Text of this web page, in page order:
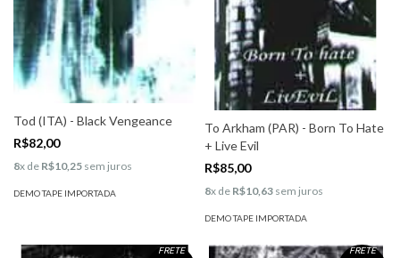
Tod (ITA) - Black Vengeance
R$82,00
8x de R$10,25 sem juros
DEMO TAPE IMPORTADA
To Arkham (PAR) - Born To Hate
+ Live Evil
R$85,00
8x de R$10,63 sem juros
DEMO TAPE IMPORTADA
FRETE
FRETE